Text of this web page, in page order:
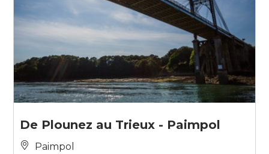
De Plounez au Trieux - Paimpol
Paimpol